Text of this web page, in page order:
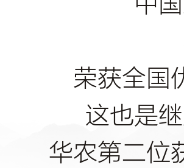
荣获全国
这也是
华农第二位